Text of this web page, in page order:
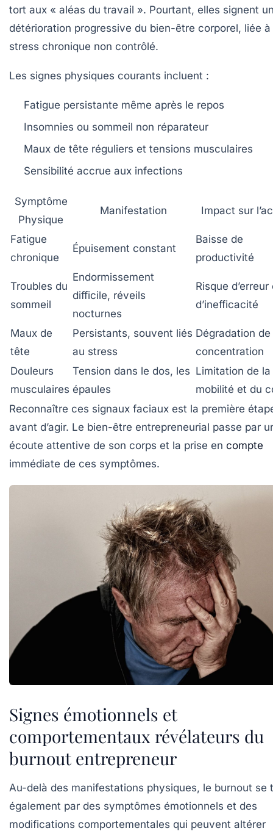
tort aux « aléas du travail ». Pourtant, elles signent
détérioration progressive du bien-être corporel, liée à
stress chronique non contrôlé.
Les signes physiques courants incluent :
Fatigue persistante même après le repos
Insomnies ou sommeil non réparateur
Maux de tête réguliers et tensions musculaires
Sensibilité accrue aux infections
Symptôme
Physique
Manifestation Impact sur
Fatigue
chronique
Épuisement constant
Baisse de
productivité
Troubles du
sommeil
Endormissement
difficile, réveils
nocturnes
Risque d’erreur
d’inefficacité
Maux de
tête
Persistants, souvent liés
au stress
Dégradation de
concentration
Douleurs
musculaires
Tension dans le dos, les
épaules
Limitation de la
mobilité et du
Reconnaître ces signaux faciaux est la première
avant d’agir. Le bien-être entrepreneurial passe par
écoute attentive de son corps et la prise en compte
immédiate de ces symptômes.
Signes émotionnels et
comportementaux révélateurs du
burnout entrepreneur
Au-delà des manifestations physiques, le burnout se
également par des symptômes émotionnels et des
modifications comportementales qui peuvent altérer